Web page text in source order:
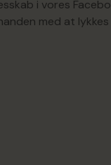
det et sted, hvor
Det bruges i
at sikre, at du
i vores
med at